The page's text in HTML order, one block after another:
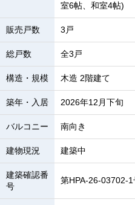
室6帖、和室4帖)
販売戸数 3戸
総戸数 全3戸
構造・規模 木造 2階建て
築年・入居 2026年12月下旬
バルコニー 南向き
建物現況 建築中
建築確認番
号
第HPA-26-03702-